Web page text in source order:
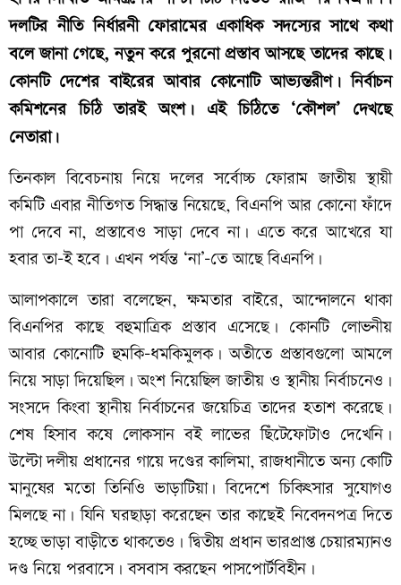
দলটির নীতি নির্ধারনী ফোরামের একাধিক সদস্যের সাথে কথা
বলে জানা গেছে, নতুন করে পুরনো প্রস্তাব আসছে তাদের কাছে।
কোনটি দেশের বাইরের আবার কোনোটি আভ্যন্তরীণ। নির্বাচন
কমিশনের চিঠি তারই অংশ। এই চিঠিতে ‘কৌশল’ দেখছে
নেতারা।
তিনকাল বিবেচনায় নিয়ে দলের সর্বোচ্চ ফোরাম জাতীয় স্থায়ী
কমিটি এবার নীতিগত সিদ্ধান্ত নিয়েছে, বিএনপি আর কোনো ফাঁদে
পা দেবে না, প্রস্তাবেও সাড়া দেবে না। এতে করে আখেরে যা
হবার তা-ই হবে। এখন পর্যন্ত ‘না’-তে আছে বিএনপি।
আলাপকালে তারা বলেছেন, ক্ষমতার বাইরে, আন্দোলনে থাকা
বিএনপির কাছে বহুমাত্রিক প্রস্তাব এসেছে। কোনটি লোভনীয়
আবার কোনোটি হুমকি-ধমকিমুলক। অতীতে প্রস্তাবগুলো আমলে
নিয়ে সাড়া দিয়েছিল। অংশ নিয়েছিল জাতীয় ও স্থানীয় নির্বাচনেও।
সংসদে কিংবা স্থানীয় নির্বাচনের জয়েচিত্র তাদের হতাশ করেছে।
শেষ হিসাব কষে লোকসান বই লাভের ছিঁটেফোটাও দেখেনি।
উল্টো দলীয় প্রধানের গায়ে দণ্ডের কালিমা, রাজধানীতে অন্য কোটি
মানুষের মতো তিনিওি ভাড়াটিয়া। বিদেশে চিকিৎসার সুযোগও
মিলছে না। যিনি ঘরছাড়া করেছেন তার কাছেই নিবেদনপত্র দিতে
হচ্ছে ভাড়া বাড়ীতে থাকতেও। দ্বিতীয় প্রধান ভারপ্রাপ্ত চেয়ারম্যানও
দণ্ড নিয়ে পরবাসে। বসবাস করছেন পাসপোর্টবিহীন।